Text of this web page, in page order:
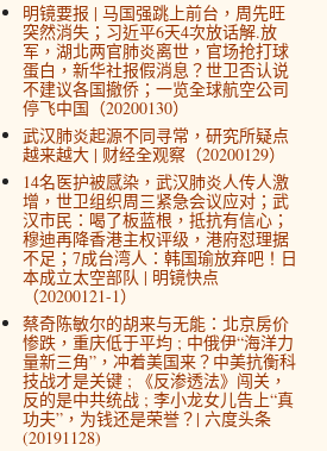
明镜要报 | 马国强跳上前台，周先旺
突然消失；习近平6天4次放话解.放
军，湖北两官肺炎离世，官场抢打球
蛋白，新华社报假消息？世卫否认说
不建议各国撤侨；一览全球航空公司
停飞中国（20200130）
武汉肺炎起源不同寻常，研究所疑点
越来越大 | 财经全观察（20200129）
14名医护被感染，武汉肺炎人传人激
增，世卫组织周三紧急会议应对；武
汉市民：喝了板蓝根，抵抗有信心；
穆迪再降香港主权评级，港府怼理据
不足；7成台湾人：韩国瑜放弃吧！日
本成立太空部队 | 明镜快点
（20200121-1）
蔡奇陈敏尔的胡来与无能：北京房价
惨跌，重庆低于平均 ; 中俄伊“海洋力
量新三角”，冲着美国来？中美抗衡科
技战才是关键 ; 《反渗透法》闯关，
反的是中共统战 ; 李小龙女儿告上“真
功夫”，为钱还是荣誉？| 六度头条
(20191128)